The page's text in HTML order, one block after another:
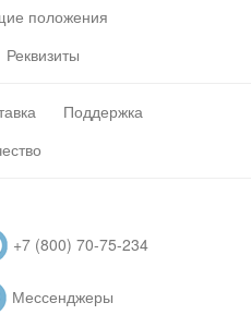
положения
Реквизиты
Поддержка
+7 (800) 70-75-234
Мессенджеры